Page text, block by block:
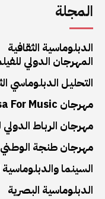
المجلة
الدبلوماسية الثقافية
المهرجان الدولي
التحليل الدبلوماسي
مهرجان Visa For Music
مهرجان الرباط
مهرجان طنجة الوطني
السينما
الدبلوماسية البصرية